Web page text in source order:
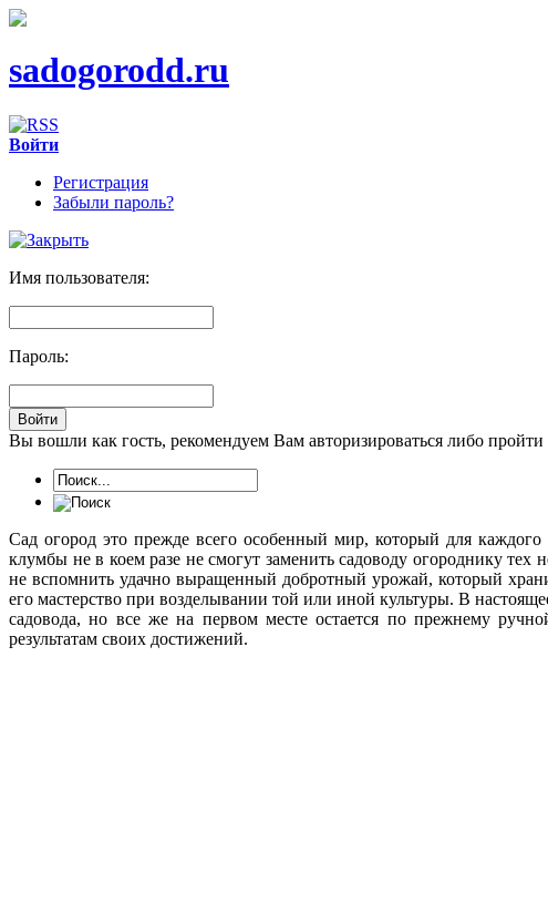
sadogorodd.ru
Войти
Регистрация
Забыли пароль?
Имя пользователя:
Пароль:
Вы вошли как гость, рекомендуем Вам авторизироваться либо пройти
Сад огород это прежде всего особенный мир, который для
клумбы не в коем разе не смогут заменить садоводу огороднику
не вспомнить удачно выращенный добротный урожай, который
его мастерство при возделывании той или иной культуры. В
садовода, но все же на первом месте остается по прежнему
результатам своих достижений.